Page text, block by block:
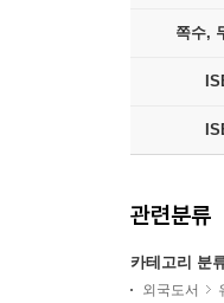
쪽수,
관련분류
카테고리 분
외국도서